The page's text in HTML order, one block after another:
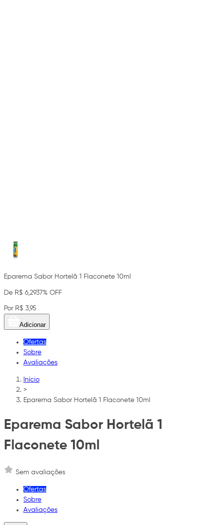
Eparema Sabor Hortelã 1 Flaconete 10ml
De R$ 6,2937% OFF
Por R$ 3,95
Adicionar
Ofertas
Sobre
Avaliações
Início
>
Eparema Sabor Hortelã 1 Flaconete 10ml
Eparema Sabor Hortelã 1
Flaconete 10ml
Sem avaliações
Ofertas
Sobre
Avaliações